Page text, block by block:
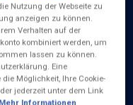
GmbH
Fest- und
Nutzung der Webseite zu
anzeigen zu können.
Verhalten auf der
kombiniert werden, um
lassen zu können.
Eine
Möglichkeit, Ihre Cookie-
jederzeit unter dem Link
Mehr Informationen